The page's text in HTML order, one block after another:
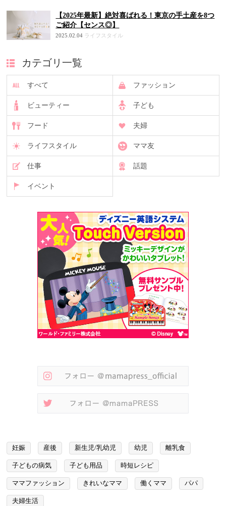
【2025年最新】絶対喜ばれる！東京の手土産を8つ
ご紹介【センス◎】
2025.02.04 ライフスタイル
カテゴリ一覧
すべて ファッション
ビューティー 子ども
フード 夫婦
ライフスタイル ママ友
仕事 話題
イベント
妊娠 産後 新生児/乳幼児 幼児 離乳食
子どもの病気 子ども用品 時短レシピ
ママファッション きれいなママ 働くママ パパ
夫婦生活